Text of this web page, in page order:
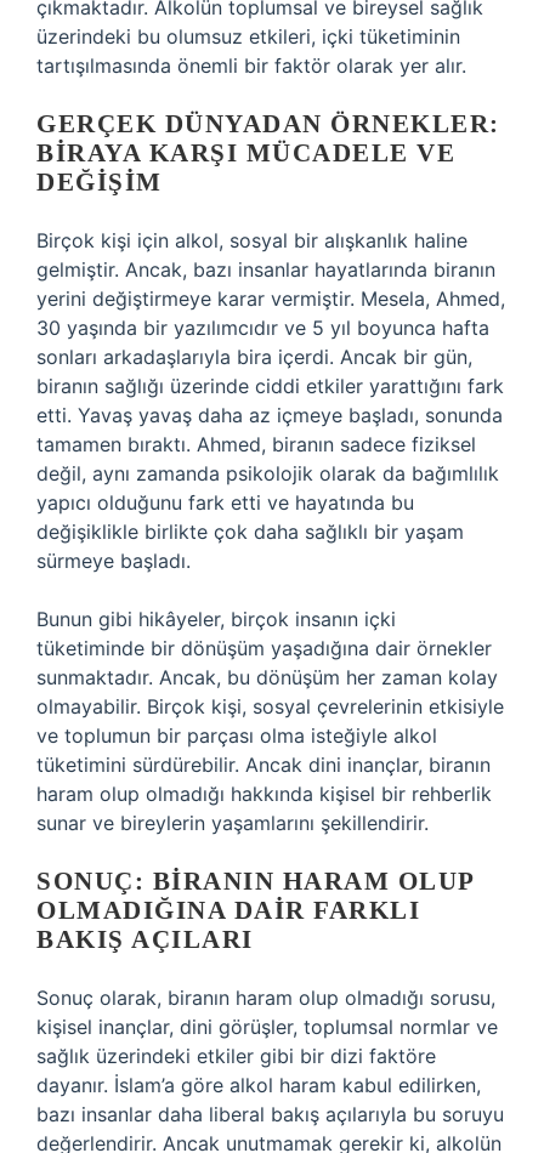
çıkmaktadır. Alkolün toplumsal ve bireysel sağlık
üzerindeki bu olumsuz etkileri, içki tüketiminin
tartışılmasında önemli bir faktör olarak yer alır.
GERÇEK DÜNYADAN ÖRNEKLER:
BIRAYA KARŞI MÜCADELE VE
DEĞIŞIM
Birçok kişi için alkol, sosyal bir alışkanlık haline
gelmiştir. Ancak, bazı insanlar hayatlarında biranın
yerini değiştirmeye karar vermiştir. Mesela, Ahmed,
30 yaşında bir yazılımcıdır ve 5 yıl boyunca hafta
sonları arkadaşlarıyla bira içerdi. Ancak bir gün,
biranın sağlığı üzerinde ciddi etkiler yarattığını fark
etti. Yavaş yavaş daha az içmeye başladı, sonunda
tamamen bıraktı. Ahmed, biranın sadece fiziksel
değil, aynı zamanda psikolojik olarak da bağımlılık
yapıcı olduğunu fark etti ve hayatında bu
değişiklikle birlikte çok daha sağlıklı bir yaşam
sürmeye başladı.
Bunun gibi hikâyeler, birçok insanın içki
tüketiminde bir dönüşüm yaşadığına dair örnekler
sunmaktadır. Ancak, bu dönüşüm her zaman kolay
olmayabilir. Birçok kişi, sosyal çevrelerinin etkisiyle
ve toplumun bir parçası olma isteğiyle alkol
tüketimini sürdürebilir. Ancak dini inançlar, biranın
haram olup olmadığı hakkında kişisel bir rehberlik
sunar ve bireylerin yaşamlarını şekillendirir.
SONUÇ: BIRANIN HARAM OLUP
OLMADIĞINA DAIR FARKLI
BAKIŞ AÇILARI
Sonuç olarak, biranın haram olup olmadığı sorusu,
kişisel inançlar, dini görüşler, toplumsal normlar ve
sağlık üzerindeki etkiler gibi bir dizi faktöre
dayanır. İslam’a göre alkol haram kabul edilirken,
bazı insanlar daha liberal bakış açılarıyla bu soruyu
değerlendirir. Ancak unutmamak gerekir ki, alkolün